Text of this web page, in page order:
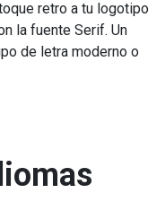
retro a tu logotipo
la fuente Serif. Un
de letra moderno o